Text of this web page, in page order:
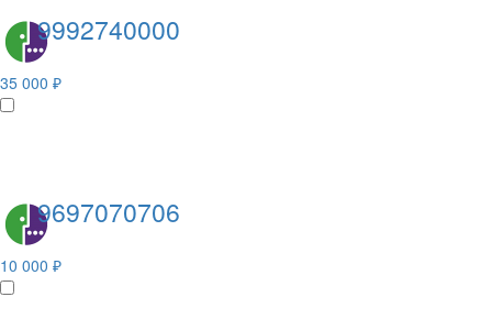
9992740000
35 000 ₽
9697070706
10 000 ₽